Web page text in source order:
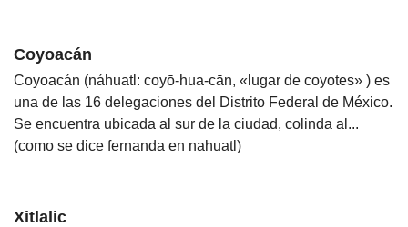
Coyoacán
Coyoacán (náhuatl: coyō-hua-cān, «lugar de coyotes» ) es
una de las 16 delegaciones del Distrito Federal de México.
Se encuentra ubicada al sur de la ciudad, colinda al...
(como se dice fernanda en nahuatl)
Xitlalic